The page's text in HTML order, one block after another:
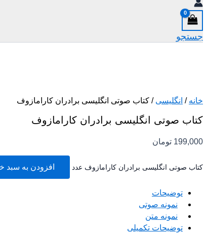
جستجو
خانه / انگلیسی / کتاب صوتی انگلیسی برادران کارامازوف
کتاب صوتی انگلیسی برادران کارامازوف
199,000 تومان
کتاب صوتی انگلیسی برادران کارامازوف عدد افزودن به سبد
توضیحات
نمونه صوتی
نمونه متن
توضیحات تکمیلی